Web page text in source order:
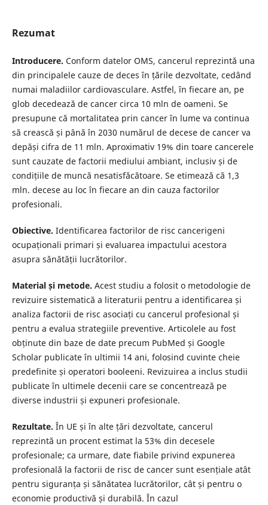
Rezumat
Introducere. Conform datelor OMS, cancerul reprezintă una
din principalele cauze de deces în țările dezvoltate, cedând
numai maladiilor cardiovasculare. Astfel, în fiecare an, pe
glob decedează de cancer circa 10 mln de oameni. Se
presupune că mortalitatea prin cancer în lume va continua
să crească și până în 2030 numărul de decese de cancer va
depăși cifra de 11 mln. Aproximativ 19% din toare cancerele
sunt cauzate de factorii mediului ambiant, inclusiv și de
condițiile de muncă nesatisfăcătoare. Se etimează că 1,3
mln. decese au loc în fiecare an din cauza factorilor
profesionali.
Obiective. Identificarea factorilor de risc cancerigeni
ocupaționali primari și evaluarea impactului acestora
asupra sănătății lucrătorilor.
Material și metode. Acest studiu a folosit o metodologie de
revizuire sistematică a literaturii pentru a identificarea și
analiza factorii de risc asociați cu cancerul profesional și
pentru a evalua strategiile preventive. Articolele au fost
obținute din baze de date precum PubMed și Google
Scholar publicate în ultimii 14 ani, folosind cuvinte cheie
predefinite și operatori booleeni. Revizuirea a inclus studii
publicate în ultimele decenii care se concentrează pe
diverse industrii și expuneri profesionale.
Rezultate. În UE și în alte țări dezvoltate, cancerul
reprezintă un procent estimat la 53% din decesele
profesionale; ca urmare, date fiabile privind expunerea
profesională la factorii de risc de cancer sunt esențiale atât
pentru siguranța și sănătatea lucrătorilor, cât și pentru o
economie productivă și durabilă. În cazul